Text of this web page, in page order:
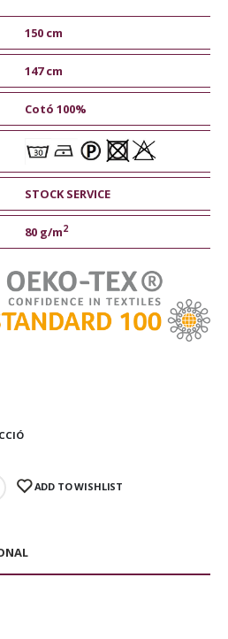
150 cm
147 cm
Cotó 100%
STOCK SERVICE
80 g/m2
ADD TO WISHLIST